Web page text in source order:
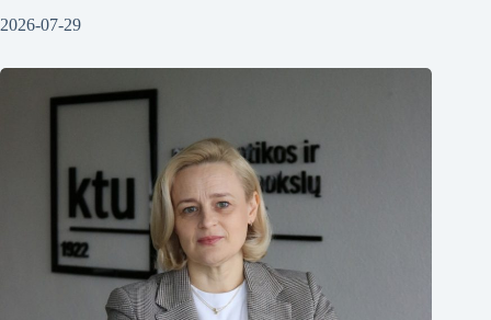
2026-07-29